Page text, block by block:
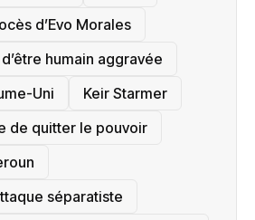
d’Evo Morales
humain aggravée
Uni
Keir Starmer
de quitter le pouvoir
séparatiste